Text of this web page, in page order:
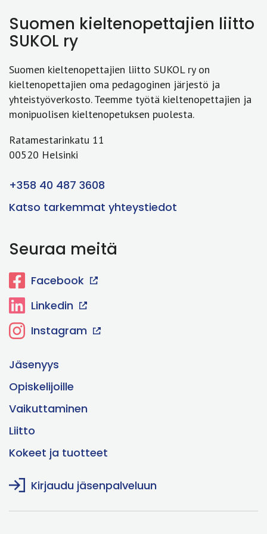
Suomen kieltenopettajien liitto
SUKOL ry
Suomen kieltenopettajien liitto SUKOL ry on
kieltenopettajien oma pedagoginen järjestö ja
yhteistyöverkosto. Teemme työtä kieltenopettajien ja
monipuolisen kieltenopetuksen puolesta.
Ratamestarinkatu 11
00520 Helsinki
+358 40 487 3608
Katso tarkemmat yhteystiedot
Seuraa meitä
Facebook
Linkedin
Instagram
Jäsenyys
Opiskelijoille
Vaikuttaminen
Liitto
Kokeet ja tuotteet
Kirjaudu jäsenpalveluun